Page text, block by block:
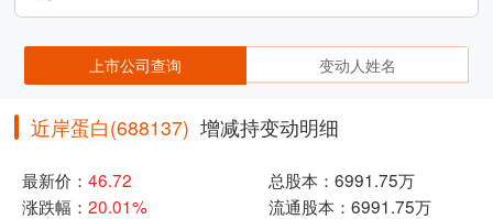
上市公司查询 变动人姓名
近岸蛋白(688137) 增减持变动明细
最新价： 46.72 总股本： 6991.75万
涨跌幅： 20.01% 流通股本： 6991.75万